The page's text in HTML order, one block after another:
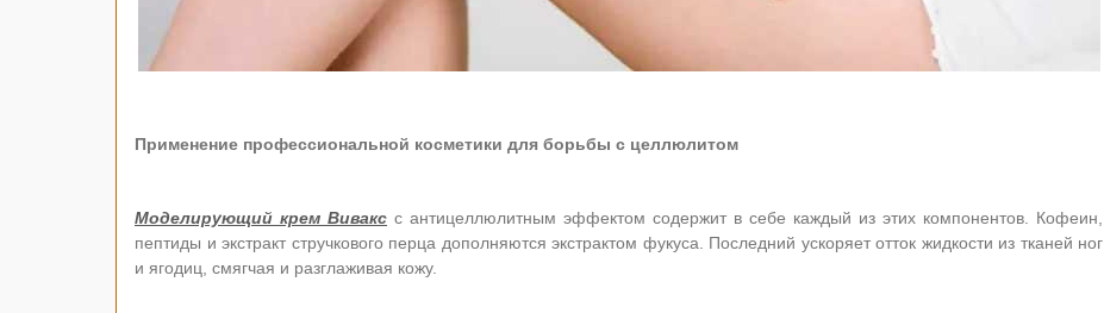
Применение профессиональной косметики для борьбы с целлюлитом
Моделирующий крем Вивакс с антицеллюлитным эффектом содержит в себе каждый из этих компонентов. Кофеин,
пептиды и экстракт стручкового перца дополняются экстрактом фукуса. Последний ускоряет отток жидкости из тканей ног
и ягодиц, смягчая и разглаживая кожу.